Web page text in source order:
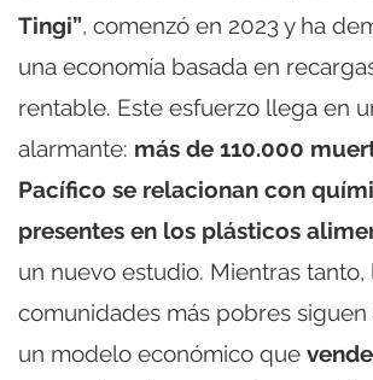
Tingi”, comenzó en 2023 y ha
una economía basada en
rentable. Este esfuerzo llega en
alarmante: más de 110.000
Pacífico se relacionan con
presentes en los plásticos
un nuevo estudio. Mientras tanto,
comunidades más pobres siguen
un modelo económico que vende